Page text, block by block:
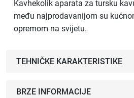
Kavhekolik aparata za tursku
među najprodavanijom su
opremom na svijetu.
TEHNIČKE KARAKTERISTIKE
BRZE INFORMACIJE